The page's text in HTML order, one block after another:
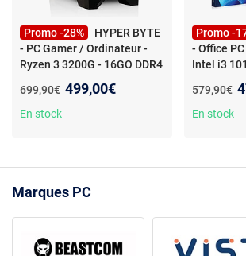
Promo -28%
HYPER BYTE
- PC Gamer / Ordinateur -
Ryzen 3 3200G - 16GO DDR4
Ancien prix :
699,90€ Nouveau prix :
499,00€
En stock
Promo -
- Office
Intel i3
- Office Pc
Intel Core
Ancien
579,90€
En stock
Marques PC